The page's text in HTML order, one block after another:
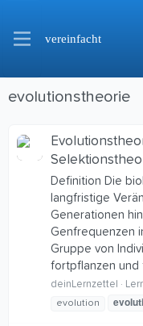
vereinfacht
evolutionstheorie
Definition Die
langfristige
Generationen
Genfrequenzen
Gruppe von
fortpflanzen und
deinLernzettel
evolution